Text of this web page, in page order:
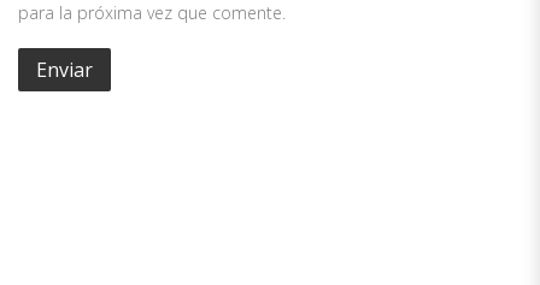
para la próxima vez que comente.